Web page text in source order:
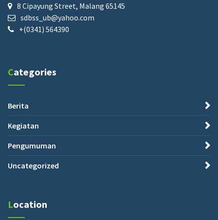
8 Cipayung Street, Malang 65145
sdbss_ub@yahoo.com
+(0341) 564390
Categories
Berita
Kegiatan
Pengumuman
Uncategorized
Location